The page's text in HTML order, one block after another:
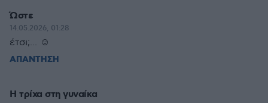
Ώστε
14.05.2026, 01:28
έτσι;... ☺
ΑΠΑΝΤΗΣΗ
Η τρίχα στη γυναίκα